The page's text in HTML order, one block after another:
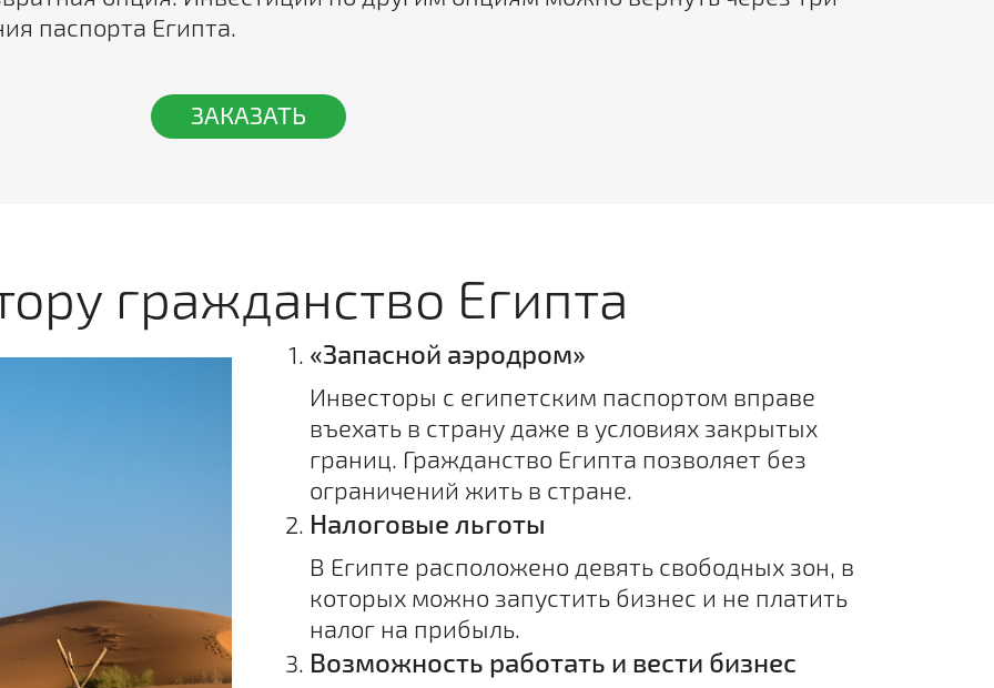
паспорта Египта.
ЗАКАЗАТЬ
гражданство Египта
«Запасной аэродром»
Инвесторы с египетским паспортом вправе
въехать в страну даже в условиях закрытых
границ. Гражданство Египта позволяет без
ограничений жить в стране.
Налоговые льготы
В Египте расположено девять свободных зон, в
которых можно запустить бизнес и не платить
налог на прибыль.
Возможность работать и вести бизнес